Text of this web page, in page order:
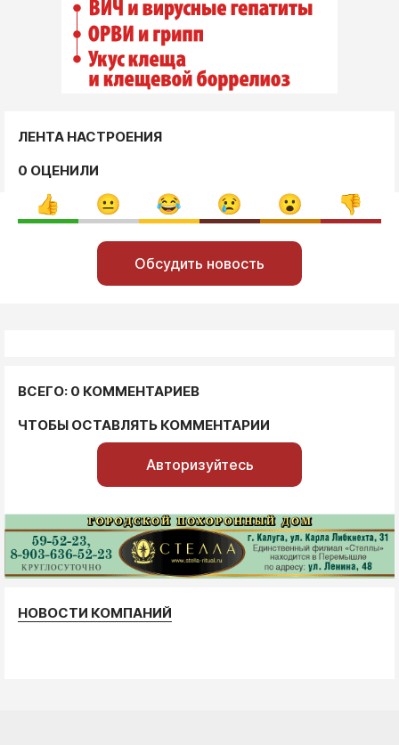
ЛЕНТА НАСТРОЕНИЯ
0 ОЦЕНИЛИ
Обсудить новость
ВСЕГО: 0 КОММЕНТАРИЕВ
ЧТОБЫ ОСТАВЛЯТЬ КОММЕНТАРИИ
Авторизуйтесь
НОВОСТИ КОМПАНИЙ